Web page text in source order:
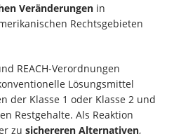
Veränderungen in
Rechtsgebieten
REACH-Verordnungen
Lösungsmittel
der Klasse 1 oder Klasse 2 und
Restgehalte. Als Reaktion
zu sichereren Alternativen,